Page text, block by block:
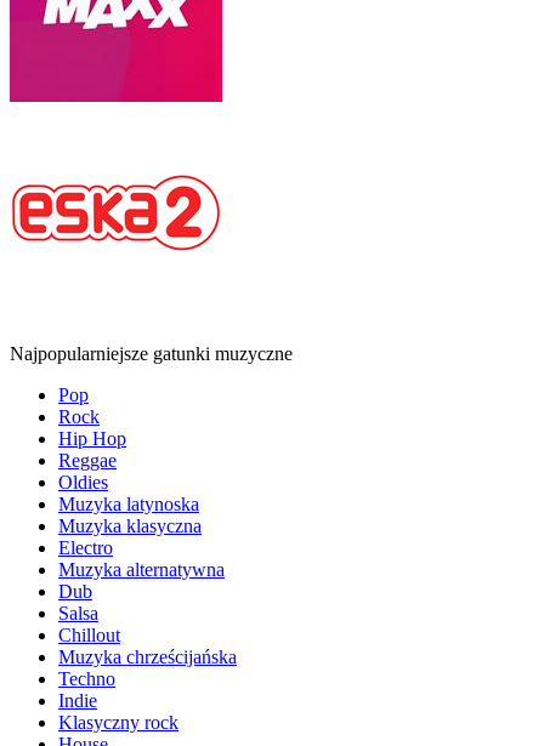
Najpopularniejsze gatunki muzyczne
Pop
Rock
Hip Hop
Reggae
Oldies
Muzyka latynoska
Muzyka klasyczna
Electro
Muzyka alternatywna
Dub
Salsa
Chillout
Muzyka chrześcijańska
Techno
Indie
Klasyczny rock